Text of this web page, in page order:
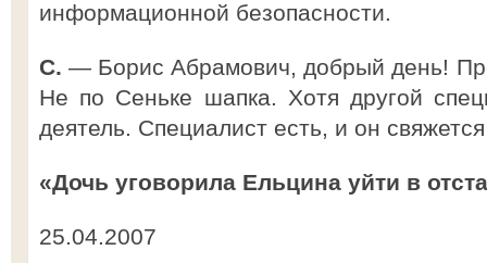
информационной безопасности.
С. — Борис Абрамович, добрый день!
Не по Сеньке шапка. Хотя другой
деятель. Специалист есть, и он
«Дочь уговорила Ельцина уйти в
25.04.2007